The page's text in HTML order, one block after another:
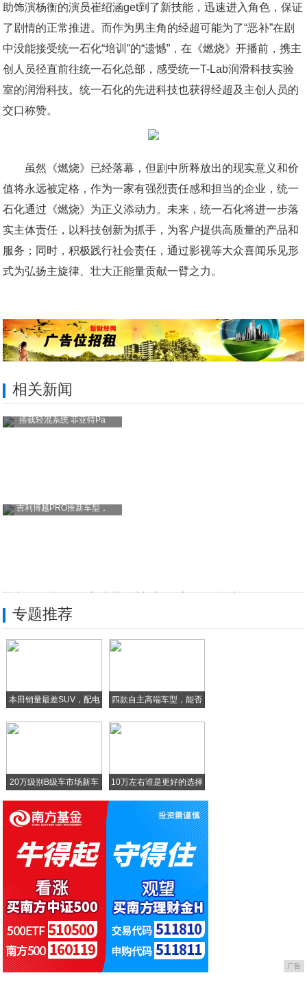
助饰演杨衡的演员崔绍涵get到了新技能，迅速进入角色，保证
了剧情的正常推进。而作为男主角的经超可能为了“恶补”在剧
中没能接受统一石化“培训”的“遗憾”，在《燃烧》开播前，携主
创人员径直前往统一石化总部，感受统一T-Lab润滑科技实验
室的润滑科技。统一石化的先进科技也获得经超及主创人员的
交口称赞。
虽然《燃烧》已经落幕，但剧中所释放出的现实意义和价
值将永远被定格，作为一家有强烈责任感和担当的企业，统一
石化通过《燃烧》为正义添动力。未来，统一石化将进一步落
实主体责任，以科技创新为抓手，为客户提供高质量的产品和
服务；同时，积极践行社会责任，通过影视等大众喜闻乐见形
式为弘扬主旋律、壮大正能量贡献一臂之力。
相关新闻
搭载轻混系统 菲亚特Pa
吉利博越PRO推新车型，
去年最受欢迎手机款式，苹果就占了前三名
颜值高又有安全感 新一代悦纳这样的男神还
专题推荐
本田销量最差SUV，配电
四款自主高端车型，能否
20万级别B级车市场新车 10万左右谁是更好的选择
广告